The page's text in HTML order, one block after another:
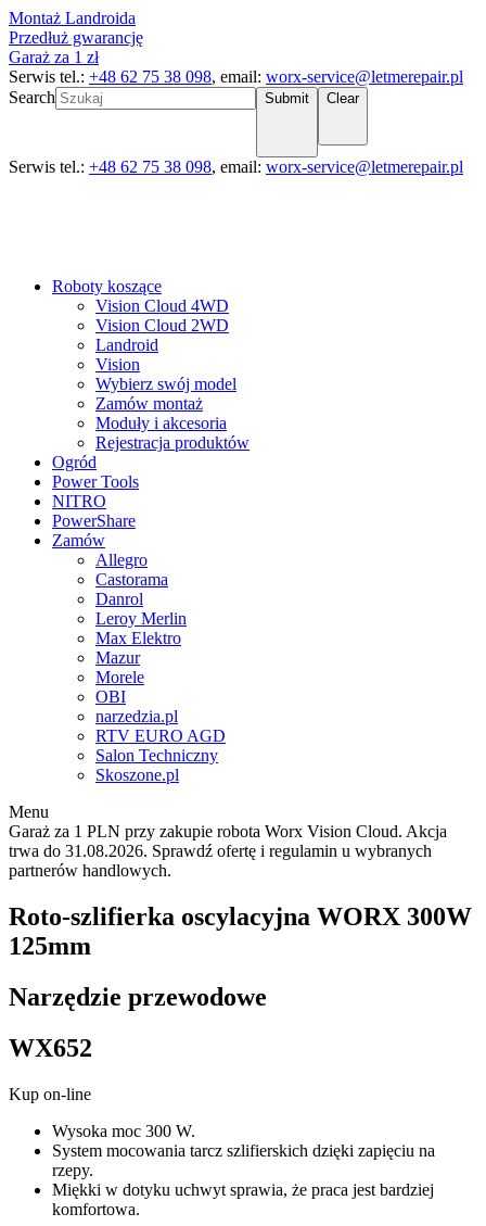
Montaż Landroida
Przedłuż gwarancję
Garaż za 1 zł
Serwis tel.: +48 62 75 38 098, email: worx-service@letmerepair.pl
Search
Submit Clear
Serwis tel.: +48 62 75 38 098, email: worx-service@letmerepair.pl
Roboty koszące
Vision Cloud 4WD
Vision Cloud 2WD
Landroid
Vision
Wybierz swój model
Zamów montaż
Moduły i akcesoria
Rejestracja produktów
Ogród
Power Tools
NITRO
PowerShare
Zamów
Allegro
Castorama
Danrol
Leroy Merlin
Max Elektro
Mazur
Morele
OBI
narzedzia.pl
RTV EURO AGD
Salon Techniczny
Skoszone.pl
Menu
Garaż za 1 PLN przy zakupie robota Worx Vision Cloud. Akcja
trwa do 31.08.2026. Sprawdź ofertę i regulamin u wybranych
partnerów handlowych.
Roto-szlifierka oscylacyjna WORX 300W
125mm
Narzędzie przewodowe
WX652
Kup on-line
Wysoka moc 300 W.
System mocowania tarcz szlifierskich dzięki zapięciu na
rzepy.
Miękki w dotyku uchwyt sprawia, że praca jest bardziej
komfortowa.